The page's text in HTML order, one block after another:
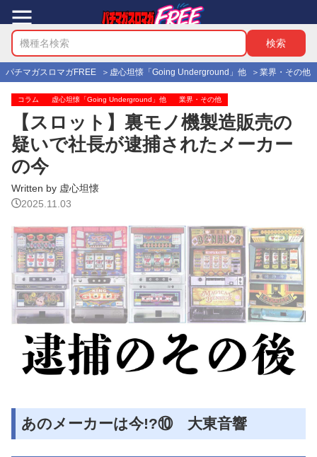
パチマガスロマガFREE 虚心坦懐「Going Underground」他 業界・その他
コラム 虚心坦懐「Going Underground」他 業界・その他
【スロット】裏モノ機製造販売の
疑いで社長が逮捕されたメーカー
の今
Written by 虚心坦懐
2025.11.03
あのメーカーは今!?⑩ 大東音響